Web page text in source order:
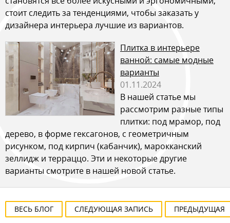
стоит следить за тенденциями, чтобы заказать у
дизайнера интерьера лучшие из вариантов.
Плитка в интерьере
ванной: самые модные
варианты
01.11.2024
В нашей статье мы
рассмотрим разные типы
плитки: под мрамор, под
дерево, в форме гексагонов, с геометричным
рисунком, под кирпич (кабанчик), марокканский
зеллидж и терраццо. Эти и некоторые другие
варианты смотрите в нашей новой статье.
ВЕСЬ БЛОГ СЛЕДУЮЩАЯ ЗАПИСЬ ПРЕДЫДУЩАЯ